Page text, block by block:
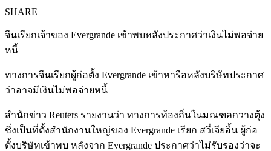
SHARE
จีนเรียกเจ้าของ Evergrande เข้าพบหลังประกาศว่าเงินไม่พอจ่าย
หนี้
ทางการจีนเรียกผู้ก่อตั้ง Evergrande เข้าหารือหลังบริษัทประกาศ
ว่าอาจมีเงินไม่พอจ่ายหนี้
สำนักข่าว Reuters รายงานว่า ทางการท้องถิ่นในมณฑลกวางตุ้ง
ซึ่งเป็นที่ตั้งสำนักงานใหญ่ของ Evergrande เรียก สวี่เจียอิ้น ผู้ก่อ
ตั้งบริษัทเข้าพบ หลังจาก Evergrande ประกาศว่าไม่รับรองว่าจะ